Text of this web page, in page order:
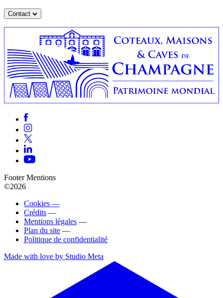
Contact
Footer Mentions
©2026
Cookies —
Crédits —
Mentions légales —
Plan du site —
Politique de confidentialité
Made with love by Studio Meta